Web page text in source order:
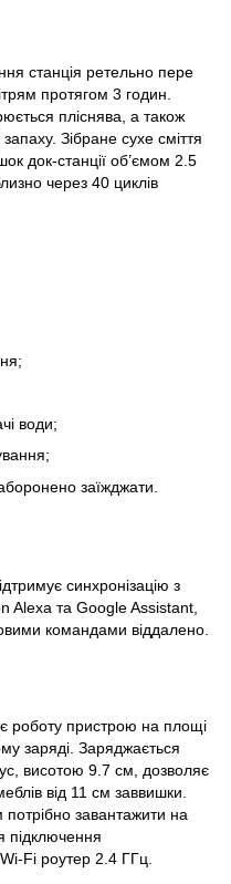
станція ретельно пере
протягом 3 годин.
пліснява, а також
Зібране сухе сміття
док-станції об’ємом 2.5
через 40 циклів
води;
заїжджати.
синхронізацію з
Alexa та Google Assistant,
командами віддалено.
роботу пристрою на площі
заряді. Заряджається
висотою 9.7 см, дозволяє
від 11 см заввишки.
завантажити на
підключення
Fi роутер 2.4 ГГц.